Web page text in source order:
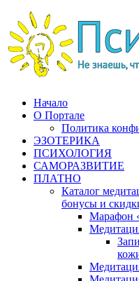
Перейти
содержимому
Начало
О Портале
Политика
ЭЗОТЕРИКА
ПСИХОЛОГИЯ
САМОРАЗВИТИЕ
ПЛАТНО
Каталог
бонусы и
Марафон